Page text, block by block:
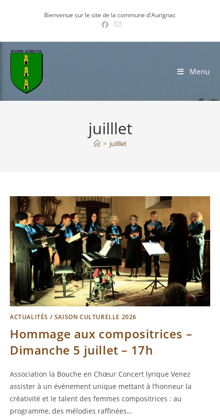
Bienvenue sur le site de la commune d'Aurignac
Menu
juilllet
> juilllet
ACTUALITÉS / SAISON CULTURELLE 2026
Hommage aux compositrices –
Dimanche 5 juillet – 17h
Association la Bouche en Chœur Concert lyrique Venez
assister à un événement unique mettant à l’honneur la
créativité et le talent des femmes compositrices : au
programme, des mélodies raffinées…